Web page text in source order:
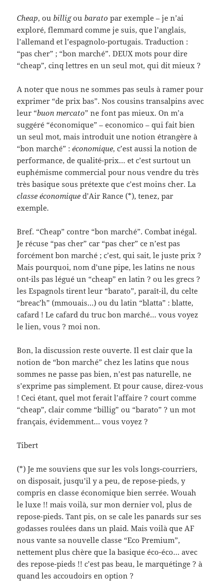
Cheap, oubilligoubaratopar exemple – je n’ai
exploré, flemmard comme je suis, que l’anglais,
l’allemand et l’espagnolo-portugais. Traduction :
“pas cher” ; “bon marché”. DEUX mots pour dire
“cheap”, cinq lettres en un seul mot, qui dit mieux ?
A noter que nous ne sommes pas seuls à ramer pour
exprimer “de prix bas”. Nos cousins transalpins avec
leur “buon mercato” ne font pas mieux. On m’a
suggéré “économique” – economico – qui fait bien
un seul mot, mais introduit une notion étrangère à
“bon marché” :économique, c’est aussi la notion de
performance, de qualité-prix… et c’est surtout un
euphémisme commercial pour nous vendre du très
très basique sous prétexte que c’est moins cher. La
classe économique d’Air Rance (*), tenez, par
exemple.
Bref. “Cheap” contre “bon marché”. Combat inégal.
Je récuse “pas cher” car “pas cher” ce n’est pas
forcément bon marché ; c’est, qui sait, le juste prix ?
Mais pourquoi, nom d’une pipe, les latins ne nous
ont-ils pas légué un “cheap” en latin ? ou les grecs ?
les Espagnols tirent leur “barato”, paraît-il, du celte
“breac’h” (mmouais…) ou du latin “blatta” : blatte,
cafard ! Le cafard du truc bon marché… vous voyez
le lien, vous ? moi non.
Bon, la discussion reste ouverte. Il est clair que la
notion de “bon marché” chez les latins que nous
sommes ne passe pas bien, n’est pas naturelle, ne
s’exprime pas simplement. Et pour cause, direz-vous
! Ceci étant, quel mot ferait l’affaire ? court comme
“cheap”, clair comme “billig” ou “barato” ? un mot
français, évidemment… vous voyez ?
Tibert
(*) Je me souviens que sur les vols longs-courriers,
on disposait, jusqu’il y a peu, de repose-pieds, y
compris en classe économique bien serrée. Wouah
le luxe !! mais voilà, sur mon dernier vol, plus de
repose-pieds. Tant pis, on se cale les panards sur ses
godasses roulées dans un plaid. Mais voilà que AF
nous vante sa nouvelle classe “Eco Premium”,
nettement plus chère que la basique éco-éco… avec
des repose-pieds !! c’est pas beau, le marquétinge ? à
quand les accoudoirs en option ?